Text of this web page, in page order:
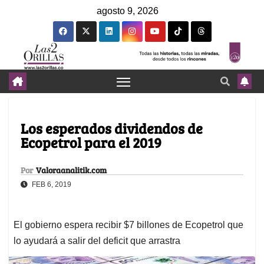
agosto 9, 2026
Los esperados dividendos de
Ecopetrol para el 2019
Por Valoraanalitik.com
FEB 6, 2019
El gobierno espera recibir $7 billones de Ecopetrol que
lo ayudará a salir del deficit que arrastra